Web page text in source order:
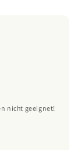
nicht geeignet!